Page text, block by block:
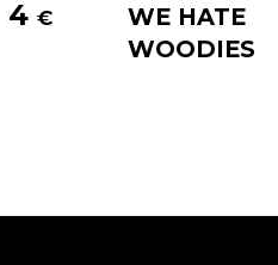
4 €
WE HATE
WOODIES